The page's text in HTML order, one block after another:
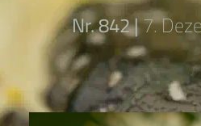
Nr. 842 |7.